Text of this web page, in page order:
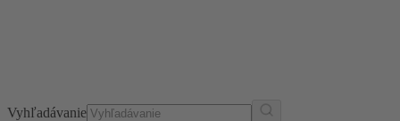
Vyhľadávanie